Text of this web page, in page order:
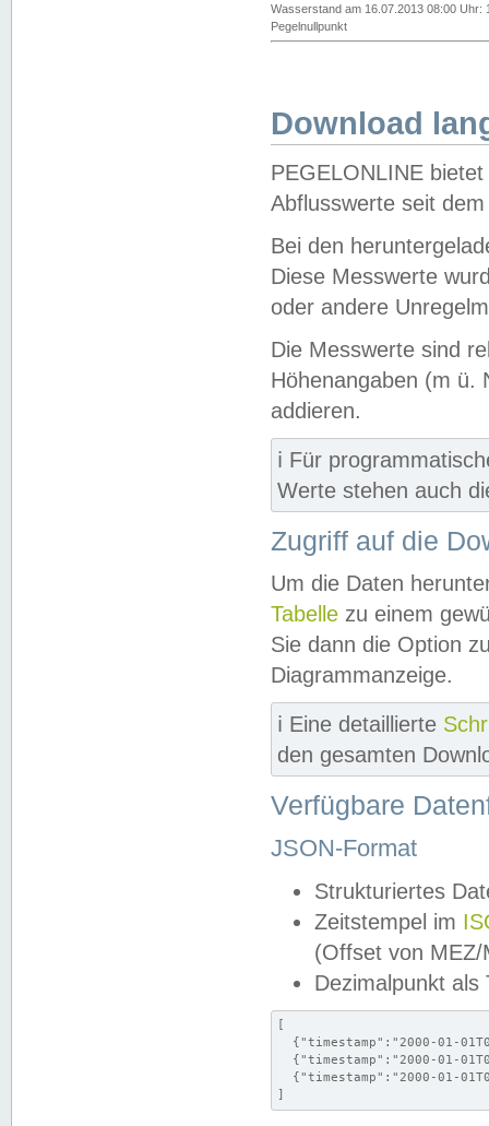
Wasserstand am 16.07.2013 08:00 Uhr:
Pegelnullpunkt
Download
PEGELONLINE
Abflusswerte seit
Bei den
Diese Messwerte
oder andere
Die Messwerte sind
Höhenangaben (m ü.
addieren.
ℹ️ Für
Werte stehen auch
Zugriff auf die
Um die Daten
Tabelle zu einem
Sie dann die Option
Diagrammanzeige.
ℹ️ Eine detaillierte
den gesamten
Verfügbare
JSON-Format
Strukturiertes
Zeitstempel im
(Offset von MEZ/
Dezimalpunkt als
[
{"timestamp":"2000-01-
{"timestamp":"2000-01-
{"timestamp":"2000-01-
]